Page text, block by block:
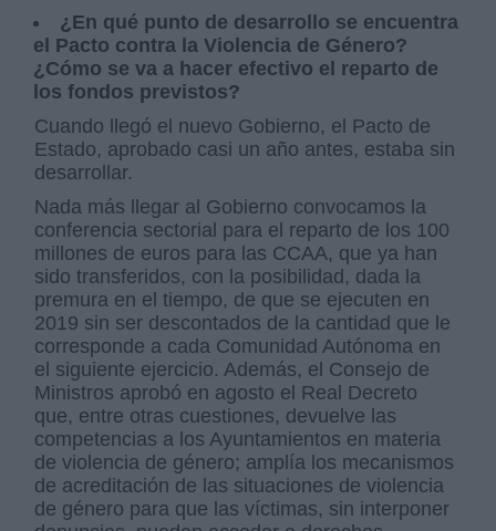
¿En qué punto de desarrollo se encuentra
el Pacto contra la Violencia de Género?
¿Cómo se va a hacer efectivo el reparto de
los fondos previstos?
Cuando llegó el nuevo Gobierno, el Pacto de
Estado, aprobado casi un año antes, estaba sin
desarrollar.
Nada más llegar al Gobierno convocamos la
conferencia sectorial para el reparto de los 100
millones de euros para las CCAA, que ya han
sido transferidos, con la posibilidad, dada la
premura en el tiempo, de que se ejecuten en
2019 sin ser descontados de la cantidad que le
corresponde a cada Comunidad Autónoma en
el siguiente ejercicio. Además, el Consejo de
Ministros aprobó en agosto el Real Decreto
que, entre otras cuestiones, devuelve las
competencias a los Ayuntamientos en materia
de violencia de género; amplía los mecanismos
de acreditación de las situaciones de violencia
de género para que las víctimas, sin interponer